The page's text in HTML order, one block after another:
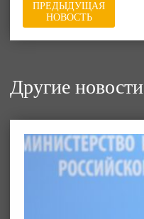
ПРЕДЫДУЩАЯ
НОВОСТЬ
Другие новости